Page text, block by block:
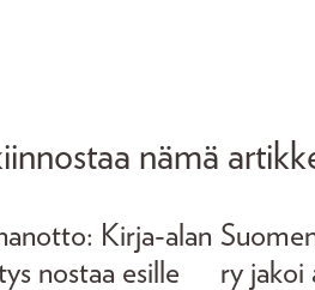
nämä
Kirja-alan
nostaa esille
ry jakoi